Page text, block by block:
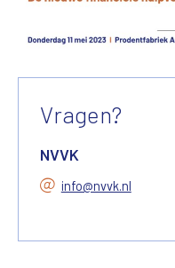
Vragen?
NVVK
info@nvvk.nl